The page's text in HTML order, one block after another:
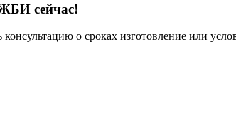
ЖБИ сейчас!
о сроках изготовление или